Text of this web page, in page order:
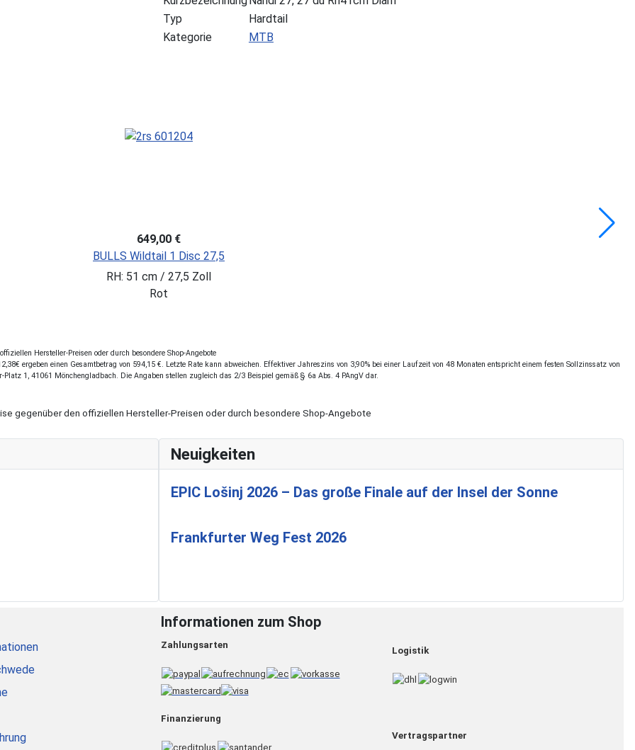
Typ
Hardtail
Kategorie
MTB
649,00 €
BULLS Wildtail 1 Disc 27,5
RH: 51 cm / 27,5 Zoll
Rot
Hersteller-Preisen oder durch besondere Shop-Angebote
ergeben einen Gesamtbetrag von 594,15 €. Letzte Rate kann abweichen. Effektiver Jahreszins von 3,90% bei einer Laufzeit von 48 Monaten entspricht einem festen Sollzinssatz von
1, 41061 Mönchengladbach. Die Angaben stellen zugleich das 2/3 Beispiel gemäß § 6a Abs. 4 PAngV dar.
gegenüber den offiziellen Hersteller-Preisen oder durch besondere Shop-Angebote
Neuigkeiten
EPIC Lošinj 2026 – Das große Finale auf der Insel der Sonne
Frankfurter Weg Fest 2026
Informationen zum Shop
Zahlungsarten
Finanzierung
Logistik
Vertragspartner